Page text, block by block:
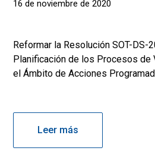
16 de noviembre de 2020
Reformar la Resolución SOT-DS-
Planificación de los Procesos de
el Ámbito de Acciones
Leer más